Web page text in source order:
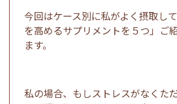
今回はケース別に私がよく摂取し
を高めるサプリメントを５つ」ご
ます。
私の場合、もしストレスがなくた